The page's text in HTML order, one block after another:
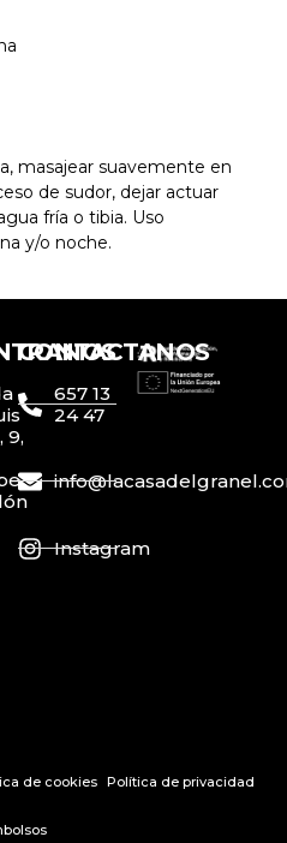
masajear suavemente en
de sudor, dejar actuar
fría o tibia. Uso
y/o noche.
9,
CONTACTANOS
657 13
24 47
Instagram
de cookies Política de privacidad